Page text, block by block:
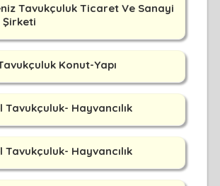
Tavukçuluk Ticaret Ve Sanayi
Şirketi
Konut-Yapı
Tavukçuluk- Hayvancılık
Tavukçuluk- Hayvancılık